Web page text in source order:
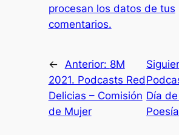
procesan los datos de tus
comentarios.
← Anterior: 8M
2021. Podcasts Red
Delicias – Comisión
de Mujer
Día